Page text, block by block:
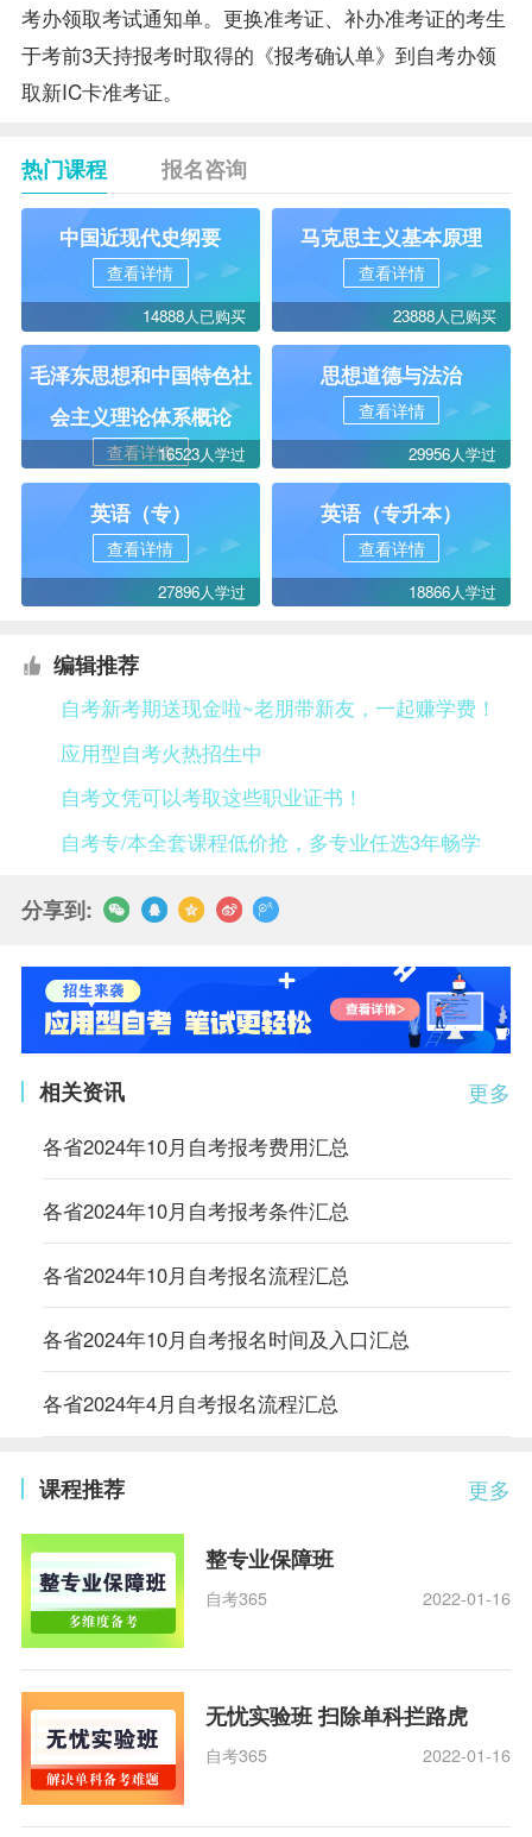
考办领取考试通知单。更换准考证、补办准考证的考生
于考前3天持报考时取得的《报考确认单》到自考办领
取新IC卡准考证。
热门课程 报名咨询
中国近现代史纲要
查看详情
14888人已购买
马克思主义基本原理
查看详情
23888人已购买
毛泽东思想和中国特色社
会主义理论体系概论
查看详情16523人学过
思想道德与法治
查看详情
29956人学过
英语（专）
查看详情
27896人学过
英语（专升本）
查看详情
18866人学过
编辑推荐
自考新考期送现金啦~老朋带新友，一起赚学费！
应用型自考火热招生中
自考文凭可以考取这些职业证书！
自考专/本全套课程低价抢，多专业任选3年畅学
分享到:
更多
相关资讯
各省2024年10月自考报考费用汇总
各省2024年10月自考报考条件汇总
各省2024年10月自考报名流程汇总
各省2024年10月自考报名时间及入口汇总
各省2024年4月自考报名流程汇总
更多
课程推荐
整专业保障班
自考365 2022-01-16
无忧实验班 扫除单科拦路虎
自考365 2022-01-16